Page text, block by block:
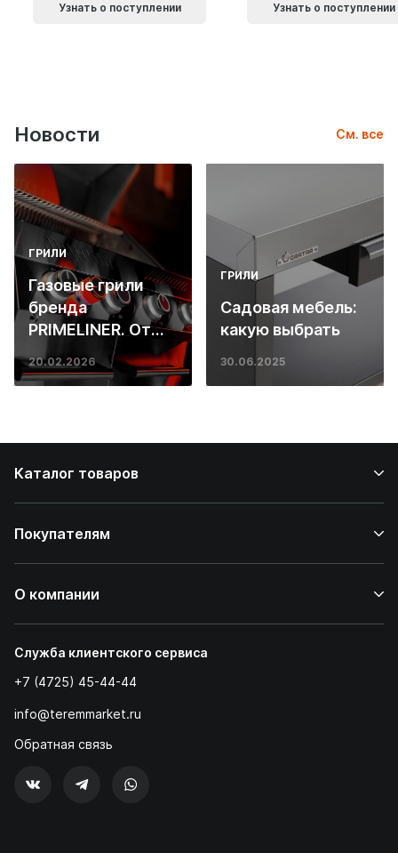
Узнать о поступлении Узнать о поступлении
Новости См. все
ГРИЛИ
Газовые грили
бренда
PRIMELINER. От
основ инженерии
до ресторанных
20.02.2026
ГРИЛИ
Садовая мебель:
какую выбрать
30.06.2025
Каталог товаров
Покупателям
О компании
Служба клиентского сервиса
+7 (4725) 45-44-44
info@teremmarket.ru
Обратная связь